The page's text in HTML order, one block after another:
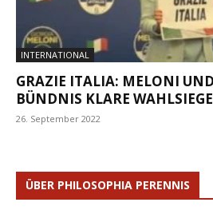
INTERNATIONAL
GRAZIE ITALIA: MELONI
BÜNDNIS KLARE
26. September 2022
ÜBER PHILOSOPHIA PERENNIS